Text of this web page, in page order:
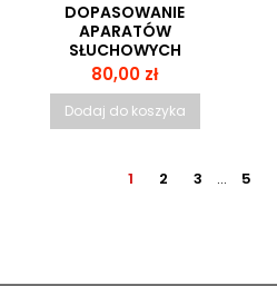
DOPASOWANIE
APARATÓW
SŁUCHOWYCH
Cena
80,00 zł
Dodaj do koszyka
1 2 3 … 5